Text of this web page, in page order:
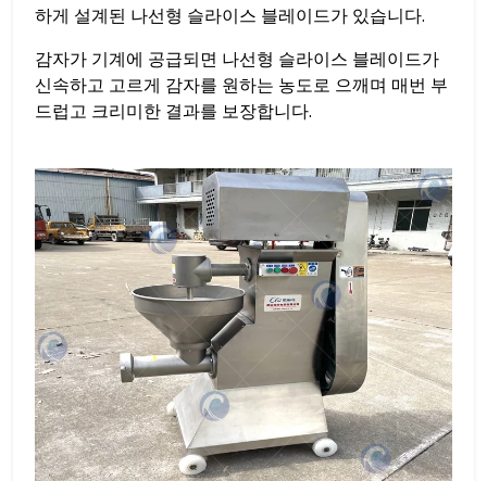
하게 설계된 나선형 슬라이스 블레이드가 있습니다.
감자가 기계에 공급되면 나선형 슬라이스 블레이드가
신속하고 고르게 감자를 원하는 농도로 으깨며 매번 부
드럽고 크리미한 결과를 보장합니다.